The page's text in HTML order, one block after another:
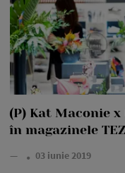
(P) Kat Maconie
în magazinele
— 03 iunie 2019